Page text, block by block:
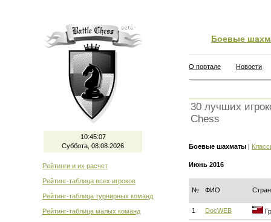
10:45:07
Суббота, 08.08.2026
Рейтинги и их расчет
Рейтинг-таблица всех игроков
Рейтинг-таблица турнирных команд
Рейтинг-таблица малых команд
Боевые
О портале Новости
30 лучших
Chess
Боевые шахматы |
Июнь 2016
№ ФИО
1 DocWEB